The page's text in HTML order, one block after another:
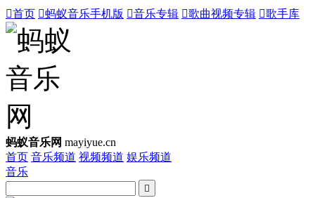
首页 蚂蚁音乐手机版 音乐专辑 歌曲视频专辑 歌手库
蚂蚁音乐网 mayiyue.cn
首页 音乐频道 视频频道 娱乐频道
音乐
